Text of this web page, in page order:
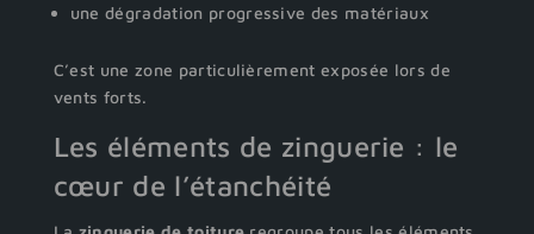
une dégradation progressive des matériaux
C’est une zone particulièrement exposée lors de
vents forts.
Les éléments de zinguerie : le
cœur de l’étanchéité